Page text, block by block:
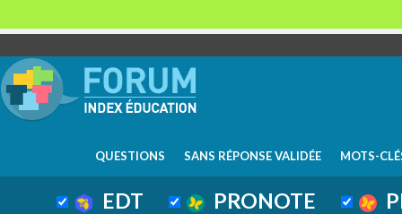
QUESTIONS SANS RÉPONSE VALIDÉE MOTS-
EDT PRONOTE